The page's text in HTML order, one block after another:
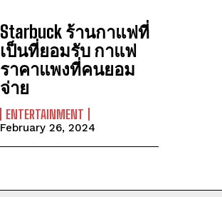
Starbuck ร้านกาแฟที่
เป็นที่ยอมรับ กาแฟ
ราคาแพงที่คนยอม
จ่าย
ENTERTAINMENT
February 26, 2024